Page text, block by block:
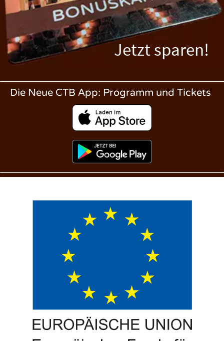
Jetzt sparen!
Die Neue CTB App: Programm und Tickets